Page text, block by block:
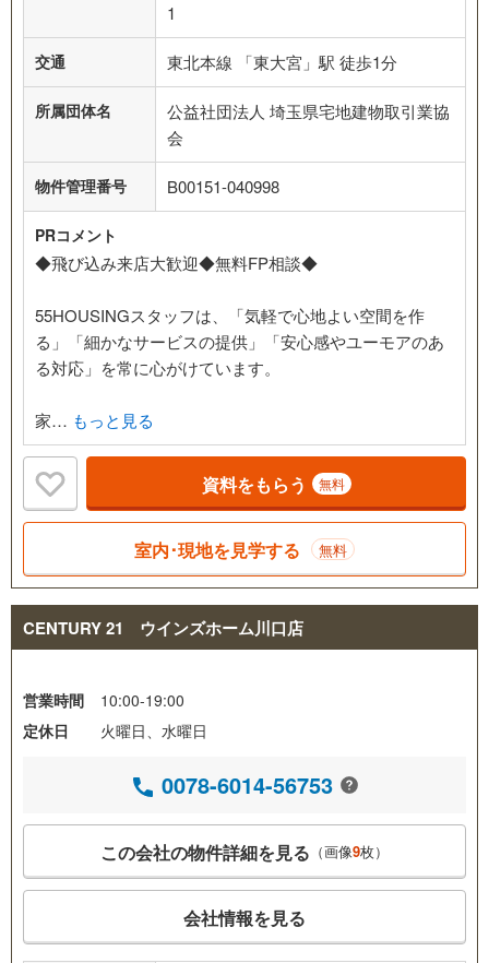
1
交通 東北本線 「東大宮」駅 徒歩1分
所属団体名
公益社団法人 埼玉県宅地建物取引業協
会
物件管理番号 B00151-040998
PRコメント
◆飛び込み来店大歓迎◆無料FP相談◆
55HOUSINGスタッフは、「気軽で心地よい空間を作
る」「細かなサービスの提供」「安心感やユーモアのあ
る対応」を常に心がけています。
家… もっと見る
資料をもらう 無料
室内･現地を見学する 無料
CENTURY 21 ウインズホーム川口店
営業時間
10:00-19:00
定休日
火曜日、水曜日
0078-6014-56753
この会社の物件詳細を見る （画像9枚）
会社情報を見る